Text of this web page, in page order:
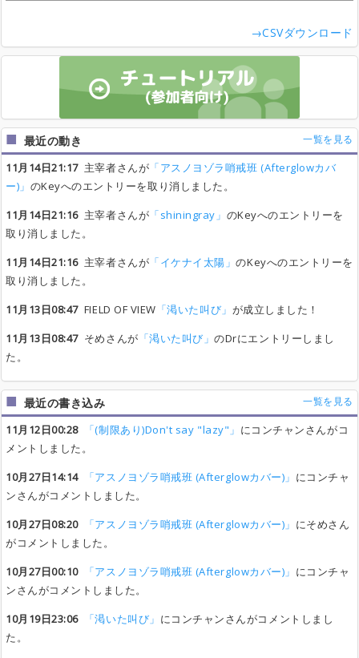
→CSVダウンロード
最近の動き 一覧を見る
11月14日21:17主宰者さんが 「アスノヨゾラ哨戒班 (Afterglowカバ
ー)」 のKeyへのエントリーを取り消しました。
11月14日21:16主宰者さんが 「shiningray」 のKeyへのエントリーを
取り消しました。
11月14日21:16主宰者さんが 「イケナイ太陽」のKeyへのエントリーを
取り消しました。
11月13日08:47FIELD OF VIEW 「渇いた叫び」 が成立しました！
11月13日08:47そめさんが 「渇いた叫び」のDrにエントリーしまし
た。
最近の書き込み 一覧を見る
11月12日00:28 「(制限あり)Don't say "lazy"」 にコンチャンさんがコ
メントしました。
10月27日14:14
「アスノヨゾラ哨戒班 (Afterglowカバー)」 にコンチャ
ンさんがコメントしました。
10月27日08:20
「アスノヨゾラ哨戒班 (Afterglowカバー)」 にそめさん
がコメントしました。
10月27日00:10
「アスノヨゾラ哨戒班 (Afterglowカバー)」 にコンチャ
ンさんがコメントしました。
10月19日23:06
「渇いた叫び」 にコンチャンさんがコメントしまし
た。